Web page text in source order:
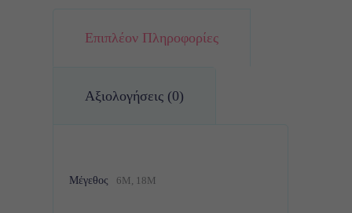
Επιπλέον Πληροφορίες
Αξιολογήσεις (0)
Μέγεθος 6M, 18M